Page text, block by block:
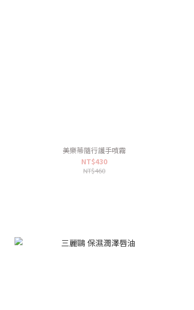
美樂蒂隨行護手噴霧
NT$430
NT$460